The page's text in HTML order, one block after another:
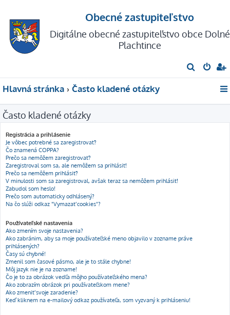
Obecné zastupiteľstvo
Digitálne obecné zastupiteľstvo obce Dolné
Plachtince
ľ
d
Hlavná stránka Často kladené otázky
Často kladené otázky
Registrácia a prihlásenie
Je vôbec potrebné sa zaregistrovať?
Čo znamená COPPA?
Prečo sa nemôžem zaregistrovať?
Zaregistroval som sa, ale nemôžem sa prihlásiť!
Prečo sa nemôžem prihlásiť?
V minulosti som sa zaregistroval, avšak teraz sa nemôžem prihlásiť!
Zabudol som heslo!
Prečo som automaticky odhlásený?
Na čo slúži odkaz "Vymazať cookies"?
Používateľské nastavenia
Ako zmením svoje nastavenia?
Ako zabránim, aby sa moje používateľské meno objavilo v zozname práve
prihlásených?
Časy sú chybné!
Zmenil som časové pásmo, ale je to stále chybne!
Môj jazyk nie je na zozname!
Čo je to za obrázok vedľa môjho používateľského mena?
Ako zobrazím obrázok pri používateľskom mene?
Ako zmeniť svoje zaradenie?
Keď kliknem na e-mailový odkaz používateľa, som vyzvaný k prihláseniu!